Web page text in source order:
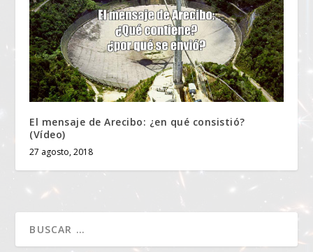
El mensaje de Arecibo: ¿en qué consistió?
(Vídeo)
27 agosto, 2018